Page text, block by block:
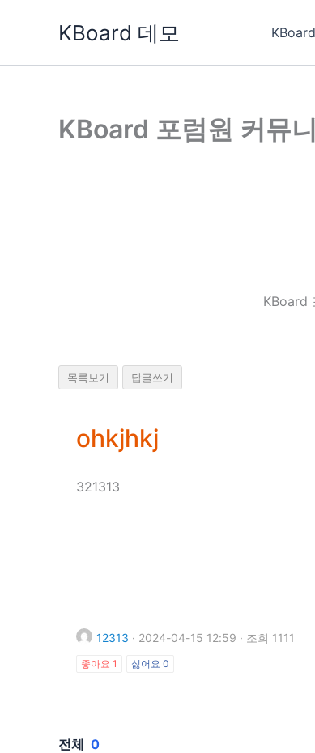
KBoard 데모
KBoard 포럼원 커뮤
KBoard
목록보기 답글쓰기
ohkjhkj
321313
12313 · 2024-04-15 12:59 · 조회 1111
좋아요 1 싫어요 0
전체 0